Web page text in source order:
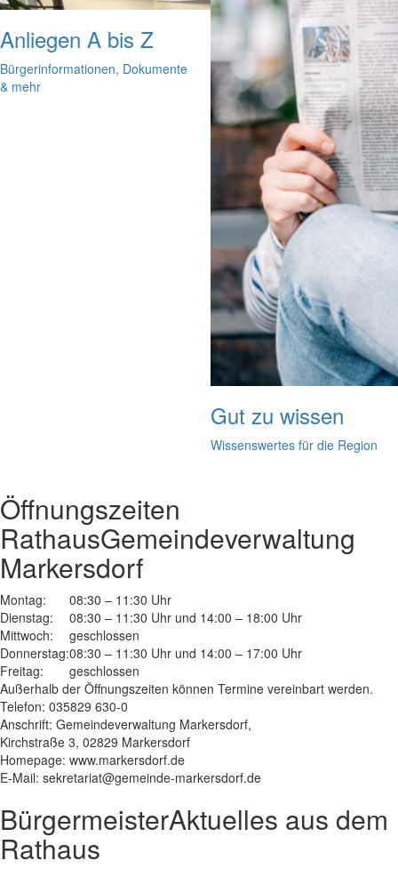
Anliegen A bis Z
Bürgerinformationen, Dokumente
& mehr
Gut zu wissen
Wissenswertes für die Region
Öffnungszeiten
RathausGemeindeverwaltung
Markersdorf
Montag:
08:30 – 11:30 Uhr
Dienstag:
08:30 – 11:30 Uhr und 14:00 – 18:00 Uhr
Mittwoch:
geschlossen
Donnerstag:08:30 – 11:30 Uhr und 14:00 – 17:00 Uhr
Freitag:
geschlossen
Außerhalb der Öffnungszeiten können Termine vereinbart werden.
Telefon: 035829 630-0
Anschrift: Gemeindeverwaltung Markersdorf,
Kirchstraße 3, 02829 Markersdorf
Homepage: www.markersdorf.de
E-Mail: sekretariat@gemeinde-markersdorf.de
BürgermeisterAktuelles aus dem
Rathaus